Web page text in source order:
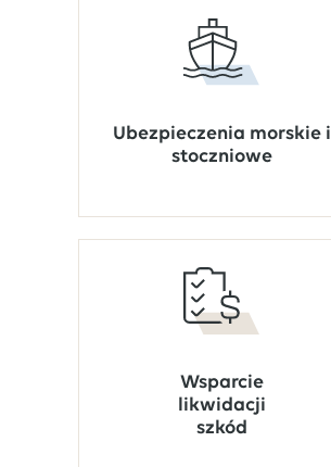
Ubezpieczenia morskie i
stoczniowe
Wsparcie
likwidacji
szkód